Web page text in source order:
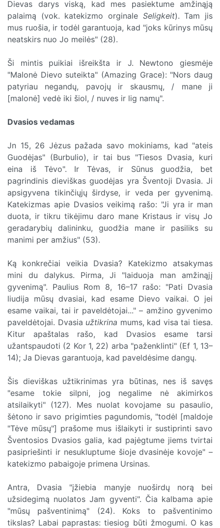
Dievas darys viską, kad mes pasiektume amžinąją
palaimą (vok. katekizmo orginale Seligkeit). Tam jis
mus ruošia, ir todėl garantuoja, kad "joks kūrinys mūsų
neatskirs nuo Jo meilės" (28).
Ši mintis puikiai išreikšta ir J. Newtono giesmėje
"Malonė Dievo suteikta" (Amazing Grace): "Nors daug
patyriau negandų, pavojų ir skausmų, / mane ji
[malonė] vedė iki šiol, / nuves ir lig namų".
Dvasios vedamas
Jn 15, 26 Jėzus pažada savo mokiniams, kad "ateis
Guodėjas" (Burbulio), ir tai bus "Tiesos Dvasia, kuri
eina iš Tėvo". Ir Tėvas, ir Sūnus guodžia, bet
pagrindinis dieviškas guodėjas yra Šventoji Dvasia. Ji
apsigyvena tikinčiųjų širdyse, ir veda per gyvenimą.
Katekizmas apie Dvasios veikimą rašo: "Ji yra ir man
duota, ir tikru tikėjimu daro mane Kristaus ir visų Jo
geradarybių dalininku, guodžia mane ir pasiliks su
manimi per amžius" (53).
Ką konkrečiai veikia Dvasia? Katekizmo atsakymas
mini du dalykus. Pirma, Ji "laiduoja man amžinąjį
gyvenimą". Paulius Rom 8, 16–17 rašo: "Pati Dvasia
liudija mūsų dvasiai, kad esame Dievo vaikai. O jei
esame vaikai, tai ir paveldėtojai..." – amžino gyvenimo
paveldėtojai. Dvasia užtikrina mums, kad visa tai tiesa.
Kitur apaštalas rašo, kad Dvasios esame tarsi
užantspaudoti (2 Kor 1, 22) arba "paženklinti" (Ef 1, 13–
14); Ja Dievas garantuoja, kad paveldėsime dangų.
Šis dieviškas užtikrinimas yra būtinas, nes iš savęs
"esame tokie silpni, jog negalime nė akimirkos
atsilaikyti" (127). Mes nuolat kovojame su pasaulio,
šėtono ir savo prigimties pagundomis, "todėl [maldoje
"Tėve mūsų"] prašome mus išlaikyti ir sustiprinti savo
Šventosios Dvasios galia, kad pajėgtume jiems tvirtai
pasipriešinti ir nesukluptume šioje dvasinėje kovoje" –
katekizmo pabaigoje primena Ursinas.
Antra, Dvasia "įžiebia manyje nuoširdų norą bei
užsidegimą nuolatos Jam gyventi". Čia kalbama apie
"mūsų pašventinimą" (24). Koks to pašventinimo
tikslas? Labai paprastas: tiesiog būti žmogumi. O kas